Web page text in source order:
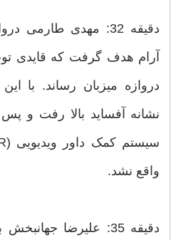
دقیقه 32: مهدی طارمی
آرام هدف گرفت که قایدی
دروازه میزبان رساند. با
نشانه آفساید بالا رفت و
واقع نشد.
دقیقه 35: علیرضا